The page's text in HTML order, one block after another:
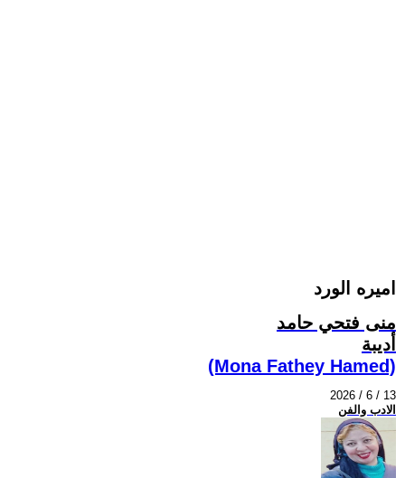
اميره الورد
منى فتحي حامد
أديبة
(Mona Fathey Hamed)
2026 / 6 / 13
الادب والفن